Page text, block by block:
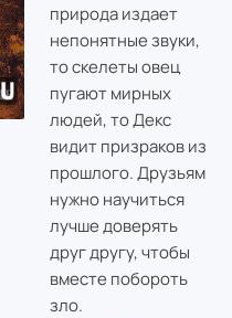
природа издает
непонятные звуки,
то скелеты овец
пугают мирных
людей, то Декс
видит призраков из
прошлого. Друзьям
нужно научиться
лучше доверять
друг другу, чтобы
вместе побороть
зло.